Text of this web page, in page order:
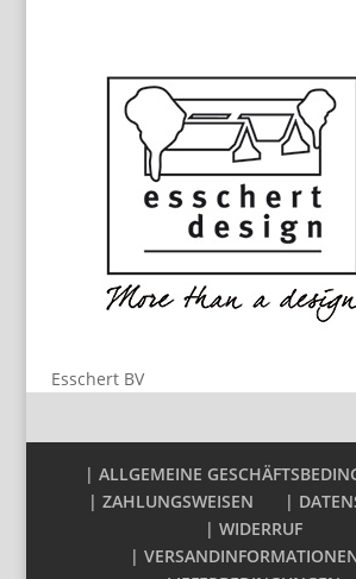
Esschert BV
| ALLGEMEINE
| ZAHLUNGSWEISEN
|
| WIDERRUF
|